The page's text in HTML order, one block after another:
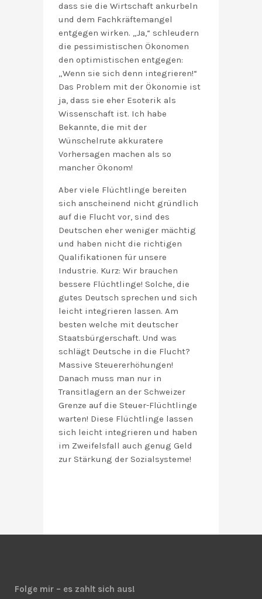
dass sie die Wirtschaft ankurbeln
und dem Fachkräftemangel
entgegen wirken. „Ja,“ schleudern
die pessimistischen Ökonomen
den optimistischen entgegen:
„Wenn sie sich denn integrieren!“
Das Problem mit der Ökonomie ist
ja, dass sie eher Esoterik als
Wissenschaft ist. Ich habe
Bekannte, die mit der
Wünschelrute akkuratere
Vorhersagen machen als so
mancher Ökonom!
Aber viele Flüchtlinge bereiten
sich anscheinend nicht gründlich
auf die Flucht vor, sind des
Deutschen eher weniger mächtig
und haben nicht die richtigen
Qualifikationen für unsere
Industrie. Kurz: Wir brauchen
bessere Flüchtlinge! Solche, die
gutes Deutsch sprechen und sich
leicht integrieren lassen. Am
besten welche mit deutscher
Staatsbürgerschaft. Und was
schlägt Deutsche in die Flucht?
Massive Steuererhöhungen!
Danach muss man nur in
Transitlagern an der Schweizer
Grenze auf die Steuer-Flüchtlinge
warten! Diese Flüchtlinge lassen
sich leicht integrieren und haben
im Zweifelsfall auch genug Geld
zur Stärkung der Sozialsysteme!
Folge mir – es zahlt sich aus!